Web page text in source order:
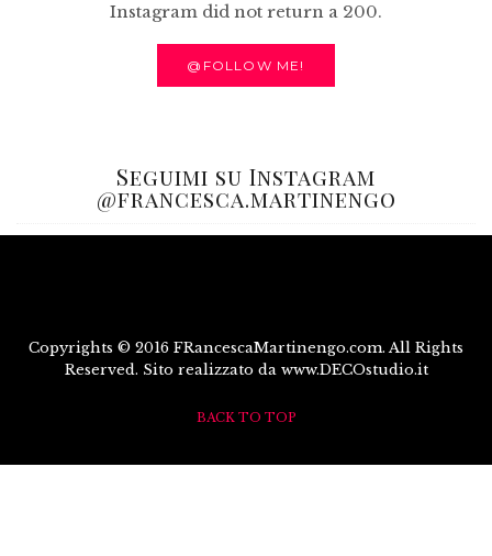
Instagram did not return a 200.
@FOLLOW ME!
Seguimi su Instagram
@francesca.martinengo
Copyrights © 2016 FRancescaMartinengo.com. All Rights
Reserved. Sito realizzato da www.DECOstudio.it
BACK TO TOP